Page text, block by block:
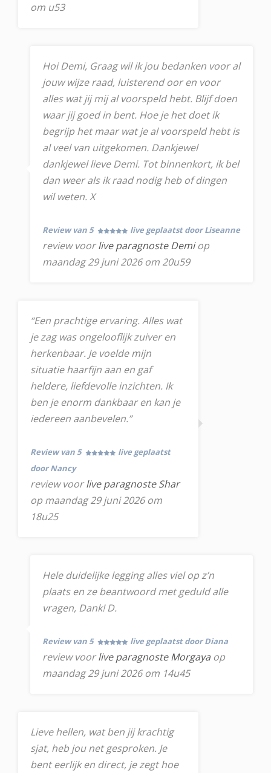
om u53
Hoi Demi, Graag wil ik jou bedanken voor al
jouw wijze raad, luisterend oor en voor
alles wat jij mij al voorspeld hebt. Blijf doen
waar jij goed in bent. Hoe je het doet ik
begrijp het maar wat je al voorspeld hebt is
al veel van uitgekomen. Dankjewel
dankjewel lieve Demi. Tot binnenkort, ik bel
dan weer als ik raad nodig heb of dingen
wil weten. X
Review van 5 live geplaatst door Liseanne
review voorlive paragnoste Demiop
maandag 29 juni 2026 om 20u59
“Een prachtige ervaring. Alles wat
je zag was ongelooflijk zuiver en
herkenbaar. Je voelde mijn
situatie haarfijn aan en gaf
heldere, liefdevolle inzichten. Ik
ben je enorm dankbaar en kan je
iedereen aanbevelen.”
Review van 5
live geplaatst
door Nancy
review voorlive paragnoste Shar
op maandag 29 juni 2026 om
18u25
Hele duidelijke legging alles viel op z’n
plaats en ze beantwoord met geduld alle
vragen, Dank! D.
Review van 5 live geplaatst door Diana
review voorlive paragnoste Morgaya op
maandag 29 juni 2026 om 14u45
Lieve hellen, wat ben jij krachtig
sjat, heb jou net gesproken. Je
bent eerlijk en direct, je zegt hoe